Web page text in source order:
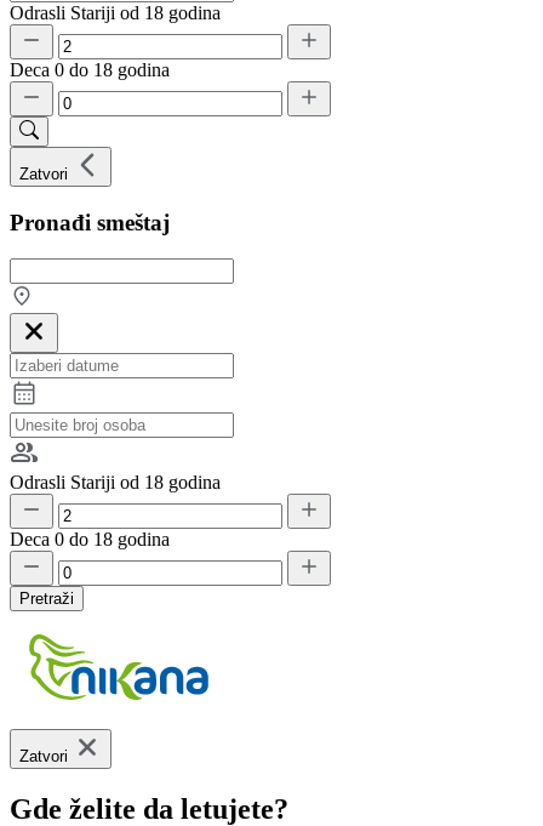
Odrasli Stariji od 18 godina
Deca 0 do 18 godina
Zatvori
Pronađi smeštaj
Odrasli Stariji od 18 godina
Deca 0 do 18 godina
Pretraži
Zatvori
Gde želite da letujete?